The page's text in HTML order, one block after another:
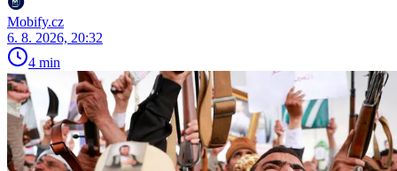
Mobify.cz
6. 8. 2026, 20:32
4 min